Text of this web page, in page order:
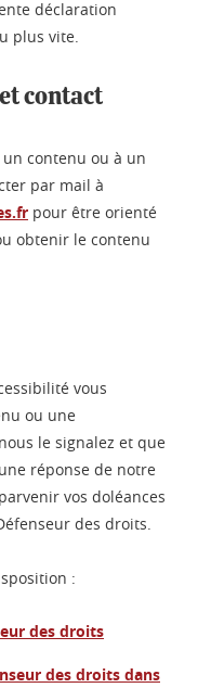
déclaration
plus vite.
contact
un contenu ou à un
par mail à
pour être orienté
obtenir le contenu
vous
ou une
le signalez et que
réponse de notre
vos doléances
des droits.
:
des droits
des droits dans